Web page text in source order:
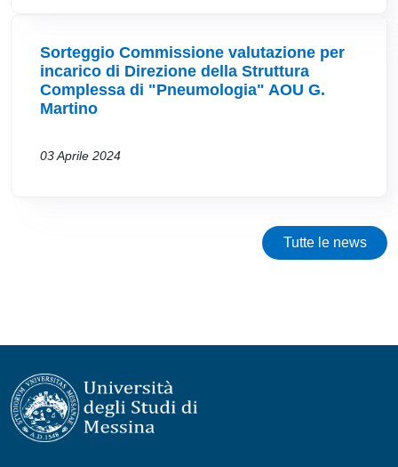
Sorteggio Commissione valutazione per
incarico di Direzione della Struttura
Complessa di "Pneumologia" AOU G.
Martino
03 Aprile 2024
Tutte le news